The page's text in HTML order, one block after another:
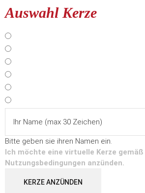
Auswahl Kerze
Bitte geben sie ihren Namen ein.
Ich möchte eine virtuelle Kerze gemäß
Nutzungsbedingungen anzünden.
KERZE ANZÜNDEN